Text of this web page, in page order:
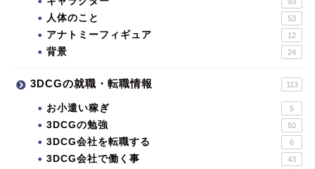
人体のこと 53
アナトミーフィギュア 12
背景 24
3DCGの就職・転職情報 113
お小遣い稼ぎ 5
3DCGの勉強 50
3DCG会社を転職する 6
3DCG会社で働く事 43